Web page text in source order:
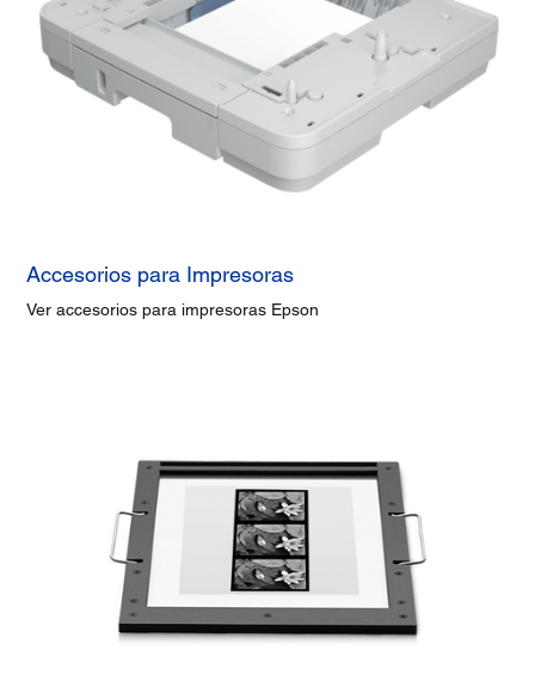
Accesorios para Impresoras
Ver accesorios para impresoras Epson